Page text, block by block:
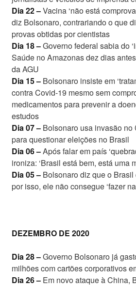
Dia 22 –Vacina ‘não está
diz Bolsonaro, contrariando o que
provas obtidas por cientistas
Dia 18 –Governo federal sabia do
Saúde no Amazonas dez dias
da AGU
Dia 15 – Bolsonaro insiste em
contra Covid-19 mesmo sem
medicamentos para prevenir a
estudos
Dia 07 – Bolsonaro usa invasão no
para questionar eleições no Brasil
Dia 06 –Após falar em país
ironiza: ‘Brasil está bem, está uma
Dia 05 – Bolsonaro diz que o
por isso, ele não consegue ‘fazer
DEZEMBRO DE 2020
Dia 28 –Governo Bolsonaro já
milhões com cartões corporativos
Dia 26 – Em novo ataque à China,